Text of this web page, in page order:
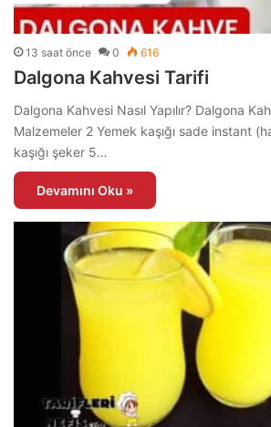
13 saat önce 0 616
Dalgona Kahvesi Tarifi
Dalgona Kahvesi Nasıl Yapılır? Dalgona
Malzemeler 2 Yemek kaşığı sade instant
kaşığı şeker 5…
Devamını Oku »